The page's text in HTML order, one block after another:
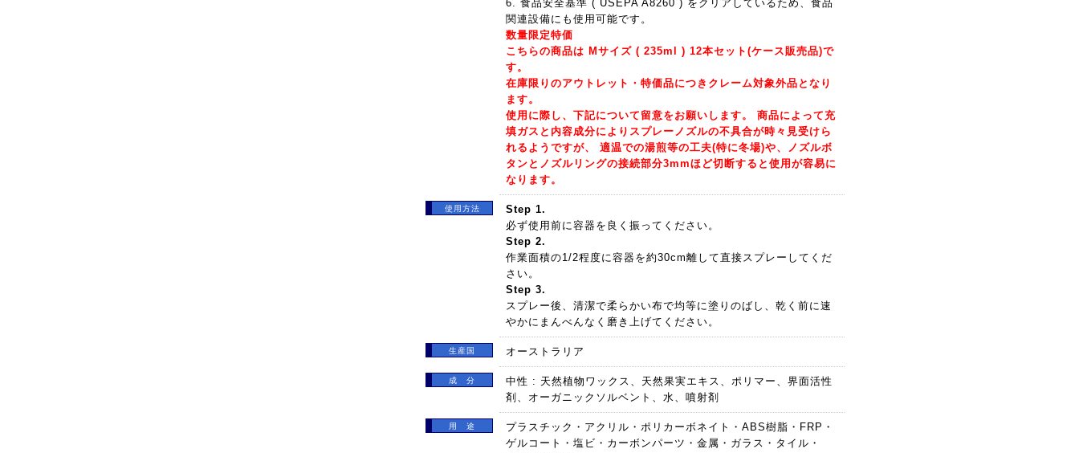
6. 食品安全基準 ( USEPA A8260 ) をクリアしているため、食品
関連設備にも使用可能です。
数量限定特価
こちらの商品は Mサイズ ( 235ml ) 12本セット(ケース販売品)で
す。
在庫限りのアウトレット・特価品につきクレーム対象外品となり
ます。
使用に際し、下記について留意をお願いします。 商品によって充
填ガスと内容成分によりスプレーノズルの不具合が時々見受けら
れるようですが、 適温での湯煎等の工夫(特に冬場)や、ノズルボ
タンとノズルリングの接続部分3mmほど切断すると使用が容易に
なります。
使用方法
Step 1.
必ず使用前に容器を良く振ってください。
Step 2.
作業面積の1/2程度に容器を約30cm離して直接スプレーしてくだ
さい。
Step 3.
スプレー後、清潔で柔らかい布で均等に塗りのばし、乾く前に速
やかにまんべんなく磨き上げてください。
生産国 オーストラリア
成 分
中性 : 天然植物ワックス、天然果実エキス、ポリマー、界面活性
剤、オーガニックソルベント、水、噴射剤
用 途
プラスチック・アクリル・ポリカーボネイト・ABS樹脂・FRP・
ゲルコート・塩ビ・カーボンパーツ・金属・ガラス・タイル・